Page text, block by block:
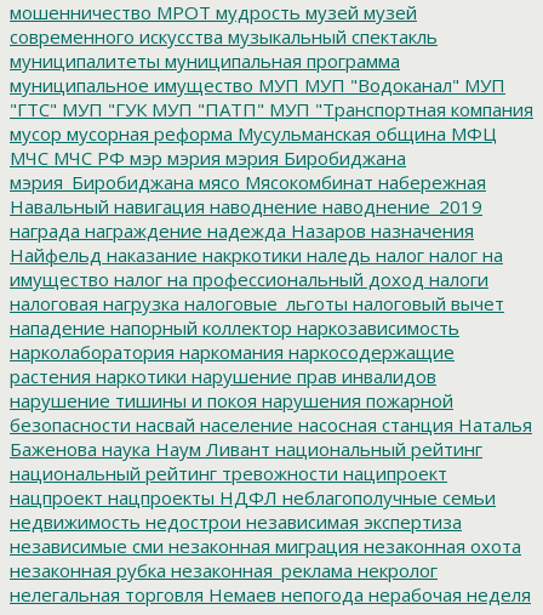
мошенничество МРОТ мудрость музей музей
современного искусства музыкальный спектакль
муниципалитеты муниципальная программа
муниципальное имущество МУП МУП "Водоканал" МУП
"ГТС" МУП "ГУК МУП "ПАТП" МУП "Транспортная компания
мусор мусорная реформа Мусульманская община МФЦ
МЧС МЧС РФ мэр мэрия мэрия Биробиджана
мэрия_Биробиджана мясо Мясокомбинат набережная
Навальный навигация наводнение наводнение_2019
награда награждение надежда Назаров назначения
Найфельд наказание накркотики наледь налог налог на
имущество налог на профессиональный доход налоги
налоговая нагрузка налоговые_льготы налоговый вычет
нападение напорный коллектор наркозависимость
нарколаборатория наркомания наркосодержащие
растения наркотики нарушение прав инвалидов
нарушение тишины и покоя нарушения пожарной
безопасности насвай население насосная станция Наталья
Баженова наука Наум Ливант национальный рейтинг
национальный рейтинг тревожности наципроект
нацпроект нацпроекты НДФЛ неблагополучные семьи
недвижимость недострои независимая экспертиза
независимые сми незаконная миграция незаконная охота
незаконная рубка незаконная_реклама некролог
нелегальная торговля Немаев непогода нерабочая неделя